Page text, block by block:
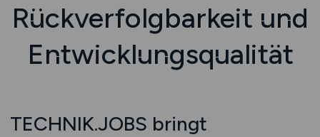
Rückverfolgbarkeit und
Entwicklungsqualität
TECHNIK.JOBS bringt